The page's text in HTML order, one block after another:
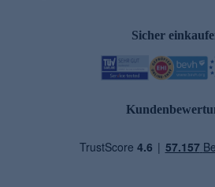
Sicher